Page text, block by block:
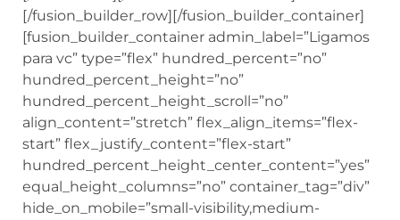
[/fusion_builder_row][/fusion_builder_container]
[fusion_builder_container admin_label=”Ligamos
para vc” type=”flex” hundred_percent=”no”
hundred_percent_height=”no”
hundred_percent_height_scroll=”no”
align_content=”stretch” flex_align_items=”flex-
start” flex_justify_content=”flex-start”
hundred_percent_height_center_content=”yes”
equal_height_columns=”no” container_tag=”div”
hide_on_mobile=”small-visibility,medium-